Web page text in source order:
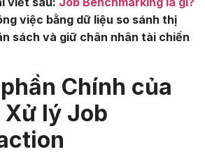
việc bằng dữ liệu so sánh thị
sách và giữ chân nhân tài chiến
Chính của
lý Job